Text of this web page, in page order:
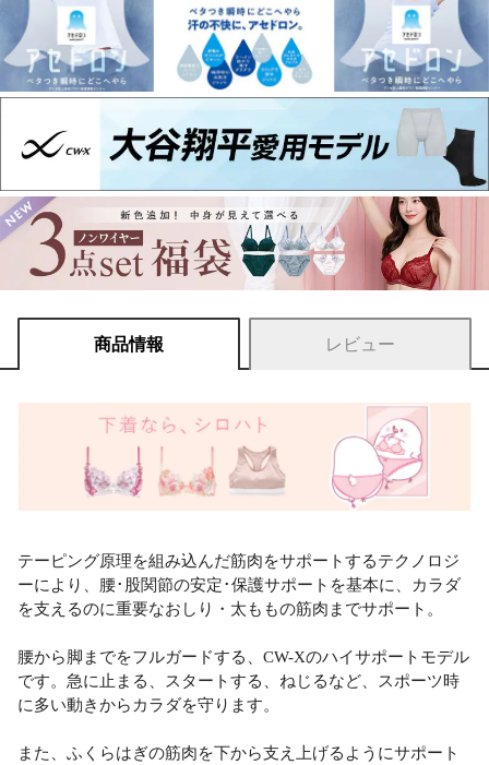
商品情報 レビュー
テーピング原理を組み込んだ筋肉をサポートするテクノロジ
ーにより、腰･股関節の安定･保護サポートを基本に、カラダ
を支えるのに重要なおしり・太ももの筋肉までサポート。
腰から脚までをフルガードする、CW-Xのハイサポートモデル
です。急に止まる、スタートする、ねじるなど、スポーツ時
に多い動きからカラダを守ります。
また、ふくらはぎの筋肉を下から支え上げるようにサポート